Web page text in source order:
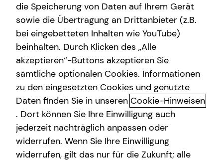
Das ist tecis
Dürfen wir uns kurz vorstellen? Wir sind tecis – die
Finanzberatung deiner Generation – und begleiten dich
auf deinem Weg in eine finanziell selbstbestimmte
Zukunft. Altersvorsorge, Absicherung, Vermögensaufbau,
Immobilienfinanzierung – wir sind Ansprechpartner für
die finanziellen Fragen in deinem Leben.
die Speicherung von Daten auf Ihrem Gerät
sowie die Übertragung an Drittanbieter (z.B.
bei eingebetteten Inhalten wie YouTube)
beinhalten. Durch Klicken des „Alle
akzeptieren“-Buttons akzeptieren Sie
sämtliche optionalen Cookies. Informationen
zu den eingesetzten Cookies und genutzte
Daten finden Sie in unseren Cookie-Hinweisen
. Dort können Sie Ihre Einwilligung auch
jederzeit nachträglich anpassen oder
widerrufen. Wenn Sie Ihre Einwilligung
widerrufen, gilt das nur für die Zukunft; alle